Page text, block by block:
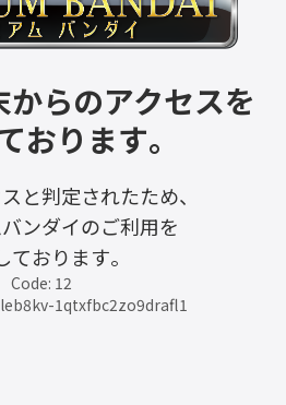
らのアクセスを
おります。
と判定されたため、
ンダイのご利用を
ております。
Code: 12
1qtxfbc2zo9drafl1